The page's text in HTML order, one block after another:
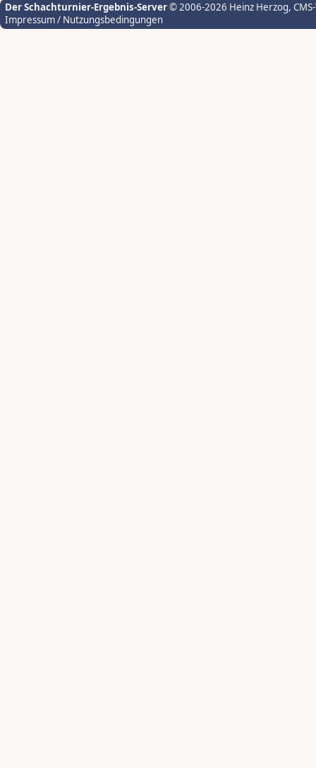
Der Schachturnier-Ergebnis-Server© 2006-2026 Heinz Herzog,
Impressum / Nutzungsbedingungen